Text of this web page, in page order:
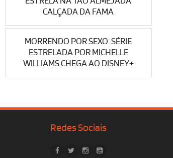
CALÇADA DA FAMA
MORRENDO POR SEXO: SÉRIE
ESTRELADA POR MICHELLE
WILLIAMS CHEGA AO DISNEY+
Redes Sociais